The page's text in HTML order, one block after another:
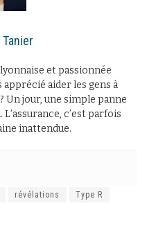
et passionnée
apprécié aider les gens à
Un jour, une simple panne
c’est parfois
inattendue.
révélations Type R